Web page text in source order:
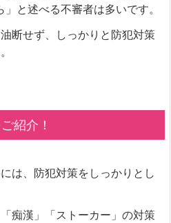
と述べる不審者は多いです。
断せず、しっかりと防犯対策
紹介！
は、防犯対策をしっかりとし
痴漢」「ストーカー」の対策